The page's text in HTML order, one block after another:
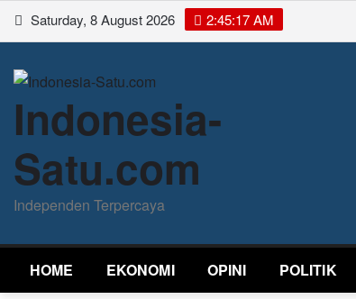
Skip Saturday, 8 August 2026 2:45:17 AM
Indonesia-
Satu.com
Independen Terpercaya
HOME EKONOMI OPINI POLITIK